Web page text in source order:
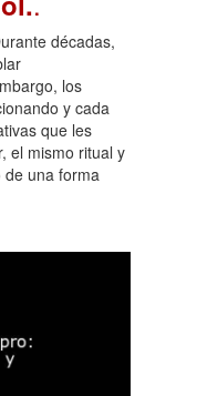
décadas,
los
y cada
que les
el mismo ritual y
de una forma